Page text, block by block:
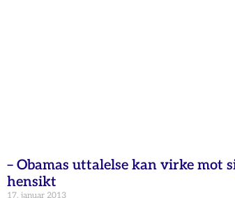
– Obamas uttalelse kan virke mot
hensikt
17. januar 2013